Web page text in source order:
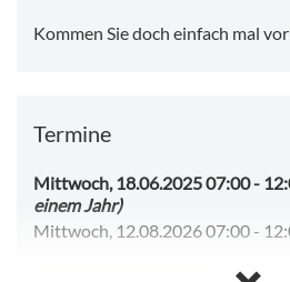
Kommen Sie doch einfach mal
Termine
Mittwoch, 18.06.2025 07:00-
einem Jahr)
Mittwoch, 12.08.2026 07:00 -